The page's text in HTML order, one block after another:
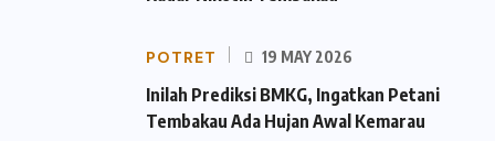
POTRET 19 MAY 2026
Inilah Prediksi BMKG, Ingatkan Petani
Tembakau Ada Hujan Awal Kemarau